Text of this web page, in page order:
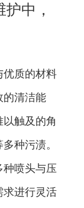
中，
环境
设备的
畅运
其卓越
和广泛
工业与
工具。
优质的材料
的清洁能
触及的角
种污渍。
种喷头与压
求进行灵活